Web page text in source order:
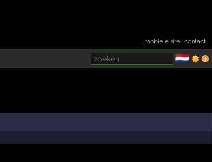
mobiele site ·contact
🇳🇱